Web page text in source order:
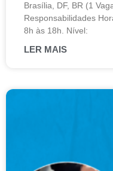
Brasília, DF, BR (1
Responsabilidades
8h às 18h. Nível:
LER MAIS